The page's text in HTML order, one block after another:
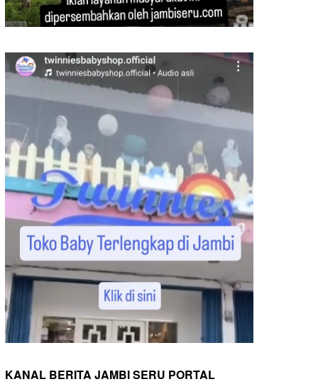
KANAL BERITA JAMBI SERU PORTAL